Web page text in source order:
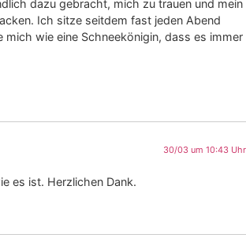
dazu gebracht, mich zu trauen und mein
Ich sitze seitdem fast jeden Abend
mich wie eine Schneekönigin, dass es immer
30/03 um 10:43 Uhr
es ist. Herzlichen Dank.